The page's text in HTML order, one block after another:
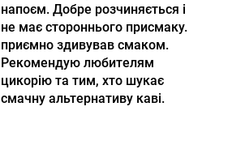
напоєм. Добре розчиняється і
не має стороннього присмаку.
приємно здивував смаком.
Рекомендую любителям
цикорію та тим, хто шукає
смачну альтернативу каві.